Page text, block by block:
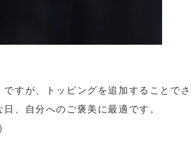
すが、トッピングを追加することでさ
、自分へのご褒美に最適です。